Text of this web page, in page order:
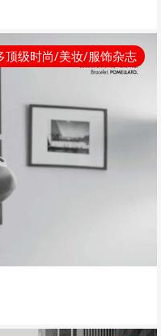
顶级时尚/美妆/服饰杂志